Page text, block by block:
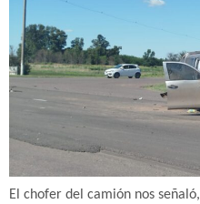
El chofer del camión nos